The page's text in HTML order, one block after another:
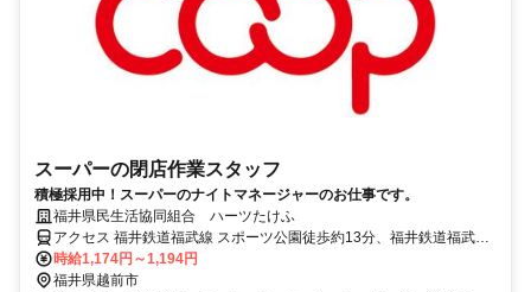
スーパーの閉店作業スタッフ
積極採用中！スーパーのナイトマネージャーのお仕事です。
福井県民生活協同組合 ハーツたけふ
アクセス 福井鉄道福武線 スポーツ公園徒歩約13分、福井鉄道福武線
家久徒歩約19分、福井鉄道福武線 北府徒歩約26分
時給1,174円～1,194円
福井県越前市